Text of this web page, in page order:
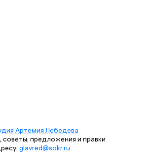
Артемия Лебедева
предложения и правки
glavred@sokr.ru